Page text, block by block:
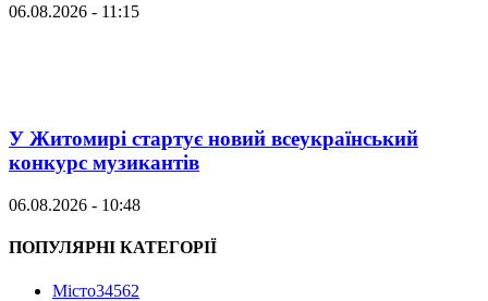
06.08.2026 - 11:15
У Житомирі стартує новий всеукраїнський
конкурс музикантів
06.08.2026 - 10:48
ПОПУЛЯРНІ КАТЕГОРІЇ
Місто34562